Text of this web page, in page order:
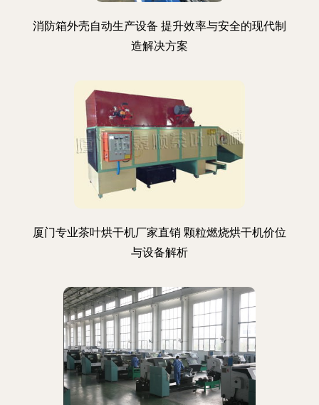
消防箱外壳自动生产设备 提升效率与安全的现代制
造解决方案
厦门专业茶叶烘干机厂家直销 颗粒燃烧烘干机价位
与设备解析